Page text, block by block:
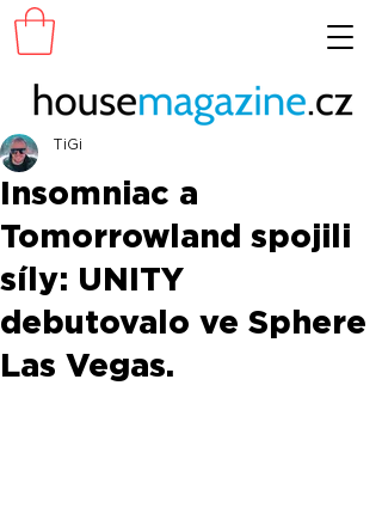
Insomniac a
Tomorrowland spojili
síly: UNITY
debutovalo ve Sphere
Las Vegas.
TiGi